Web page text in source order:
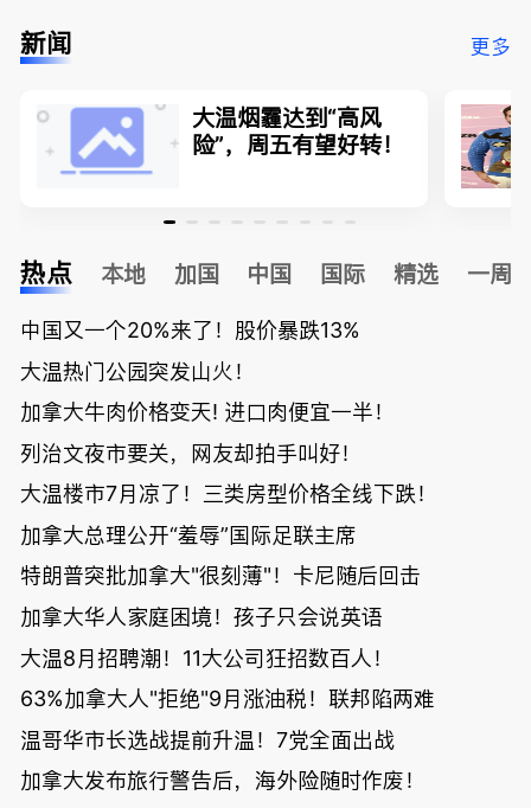
新闻 更多
大温烟霾达到“高风
险”，周五有望好转！
热点 本地 加国 中国 国际 精选 一周
中国又一个20%来了！股价暴跌13%
大温热门公园突发山火！
加拿大牛肉价格变天! 进口肉便宜一半！
列治文夜市要关，网友却拍手叫好！
大温楼市7月凉了！三类房型价格全线下跌！
加拿大总理公开“羞辱”国际足联主席
特朗普突批加拿大"很刻薄"！卡尼随后回击
加拿大华人家庭困境！孩子只会说英语
大温8月招聘潮！11大公司狂招数百人！
63%加拿大人"拒绝"9月涨油税！联邦陷两难
温哥华市长选战提前升温！7党全面出战
加拿大发布旅行警告后，海外险随时作废！